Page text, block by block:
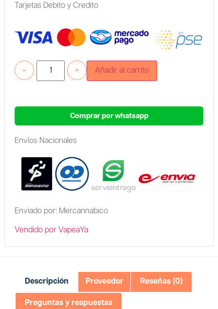
Tarjetas Debito y Credito
+
- Añadir al carrito
Comprar por whatsapp
Envíos Nacionales
Enviado por: Mercannabico
Vendido por VapeaYa
Descripción Proveedor Reseñas (0)
Preguntas y respuestas